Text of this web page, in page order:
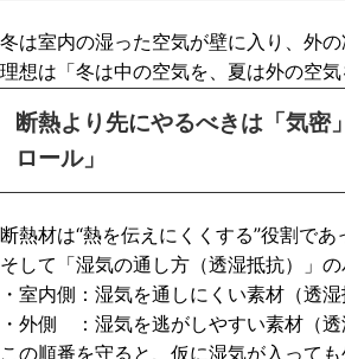
冬は室内の湿った空気が壁に入り、外
理想は「冬は中の空気を、夏は外の空
断熱より先にやるべきは「気密
ロール」
断熱材は“熱を伝えにくくする”役割で
そして「湿気の通し方（透湿抵抗）」
・室内側：湿気を通しにくい素材（透湿
・外側　：湿気を逃がしやすい素材（透
この順番を守ると、仮に湿気が入って